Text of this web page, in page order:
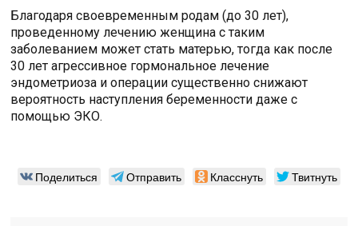
Благодаря своевременным родам (до 30 лет),
проведенному лечению женщина с таким
заболеванием может стать матерью, тогда как после
30 лет агрессивное гормональное лечение
эндометриоза и операции существенно снижают
вероятность наступления беременности даже с
помощью ЭКО.
Поделиться Отправить Класснуть Твитнуть